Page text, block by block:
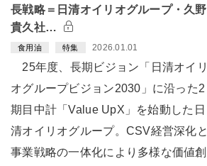
長戦略＝日清オイリオグループ・久野
貴久社…
食用油 特集 2026.01.01
25年度、長期ビジョン「日清オイリ
オグループビジョン2030」に沿った2
期目中計「Value UpX」を始動した日
清オイリオグループ。CSV経営深化と
事業戦略の一体化により多様な価値創